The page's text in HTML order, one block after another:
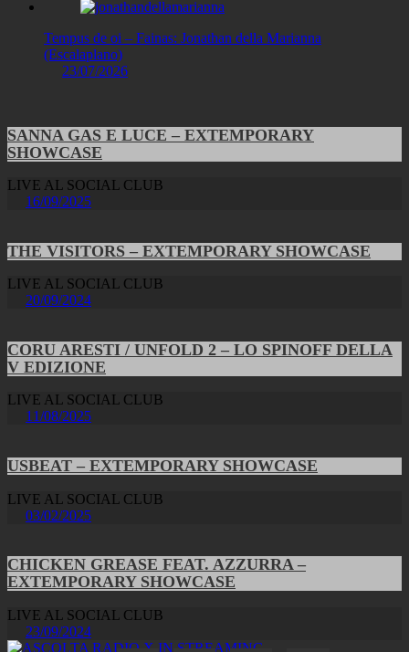
Tempus de oi – Fainas: Jonathan della Marianna
(Escalaplano)
23/07/2026
SANNA GAS E LUCE – EXTEMPORARY
SHOWCASE
LIVE AL SOCIAL CLUB
16/09/2025
THE VISITORS – EXTEMPORARY SHOWCASE
LIVE AL SOCIAL CLUB
20/09/2024
CORU ARESTI / UNFOLD 2 – LO SPINOFF DELLA
V EDIZIONE
LIVE AL SOCIAL CLUB
11/08/2025
USBEAT – EXTEMPORARY SHOWCASE
LIVE AL SOCIAL CLUB
03/02/2025
CHICKEN GREASE FEAT. AZZURRA –
EXTEMPORARY SHOWCASE
LIVE AL SOCIAL CLUB
23/09/2024